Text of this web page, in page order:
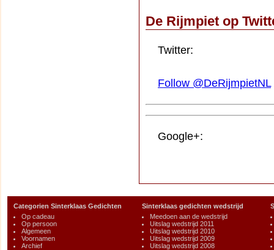
De Rijmpiet op
Twitter:
Follow @DeRijmpietNL
Google+:
Categorien Sinterklaas Gedichten
Op cadeau
Op persoon
Algemeen
Voornamen
Archief
Sinterklaas gedichten wedstrijd
Meedoen aan de wedstrijd
Uitslag wedstrijd 2011
Uitslag wedstrijd 2010
Uitslag wedstrijd 2009
Uitslag wedstrijd 2008